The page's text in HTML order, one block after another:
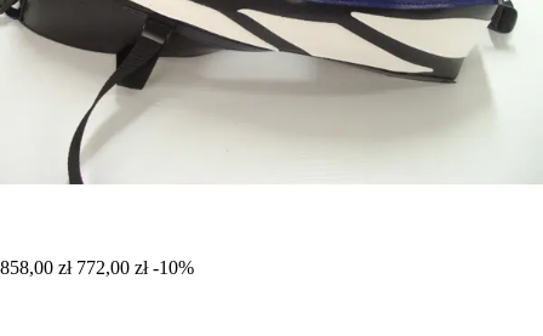
858,00 zł 772,00 zł -10%